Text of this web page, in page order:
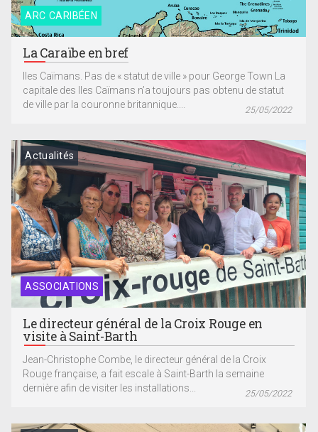
ARC CARIBÉEN
La Caraïbe en bref
Iles Caïmans. Pas de « statut de ville » pour George Town La
capitale des Iles Caïmans n’a toujours pas obtenu de statut
de ville par la couronne britannique....
25/05/2022
ASSOCIATIONS
Actualités
Le directeur général de la Croix Rouge en
visite à Saint-Barth
Jean-Christophe Combe, le directeur général de la Croix
Rouge française, a fait escale à Saint-Barth la semaine
dernière afin de visiter les installations...
25/05/2022